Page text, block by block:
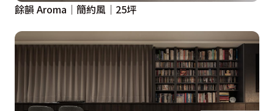
餘韻 Aroma│簡約風│25坪